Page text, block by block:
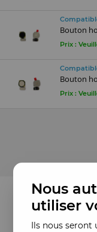
Bouton
Prix :
Bouton
Prix :
Nous
utiliser
Ils nous seront